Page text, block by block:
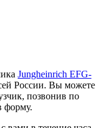
Jungheinrich EFG-
России. Вы можете
позвонив по
форму.